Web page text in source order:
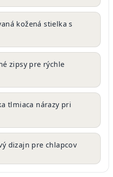
kožená stielka s
zipsy pre rýchle
tlmiaca nárazy pri
dizajn pre chlapcov